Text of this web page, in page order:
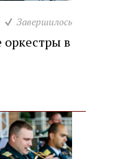
Завершилось
в